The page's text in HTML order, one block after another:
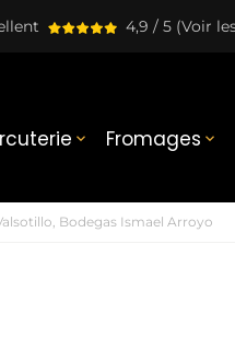
4,9 / 5 (Voir
 Fromages 
Bodegas Ismael Arroyo